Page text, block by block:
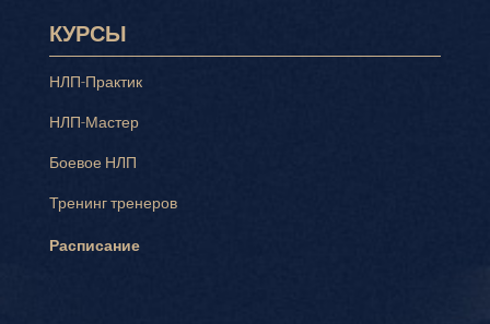
КУРСЫ
НЛП-Практик
НЛП-Мастер
Боевое НЛП
Тренинг тренеров
Расписание